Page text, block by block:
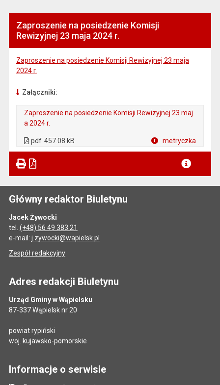
Zaproszenie na posiedzenie Komisji
Rewizyjnej 23 maja 2024 r.
Zaproszenie na posiedzenie Komisji Rewizyjnej 23 maja
2024 r.
Załączniki:
Zaproszenie na posiedzenie Komisji Rewizyjnej 23 maj
a 2024 r.
pdf 457.08 kB metryczka
Główny redaktor Biuletynu
Jacek Żywocki
tel. (+48) 56 49 383 21
e-mail: j.zywocki@wapielsk.pl
Zespół redakcyjny
Adres redakcji Biuletynu
Urząd Gminy w Wąpielsku
87-337 Wąpielsk nr 20
powiat rypiński
woj. kujawsko-pomorskie
Informacje o serwisie